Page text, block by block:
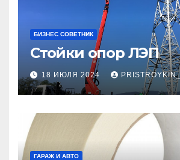
БИЗНЕС СОВЕТНИК
Стойки опор ЛЭП
18 ИЮЛЯ 2024 PRISTROYKIN_
ГАРАЖ И АВТО